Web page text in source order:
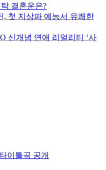
탁 결혼운은?
, 첫 지상파 예능서 유쾌한
신개념 연애 리얼리티 ‘사